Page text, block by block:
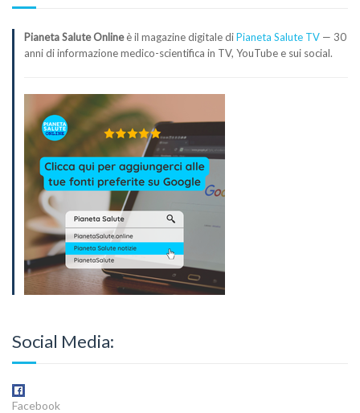
Pianeta Salute Onlineè il magazine digitale diPianeta Salute TV — 30
anni di informazione medico-scientifica in TV, YouTube e sui social.
Social Media:
Facebook